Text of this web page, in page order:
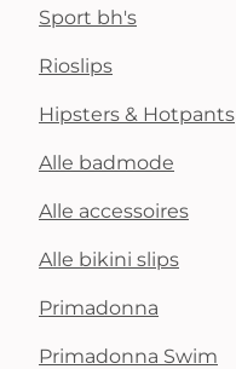
Sport bh's
Rioslips
Hipsters & Hotpants
Alle badmode
Alle accessoires
Alle bikini slips
Primadonna
Primadonna Swim